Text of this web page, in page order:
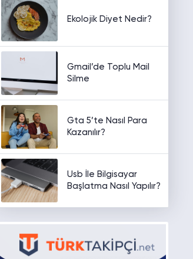
Ekolojik Diyet Nedir?
Gmail’de Toplu Mail
Silme
Gta 5’te Nasıl Para
Kazanılır?
Usb İle Bilgisayar
Başlatma Nasıl Yapılır?